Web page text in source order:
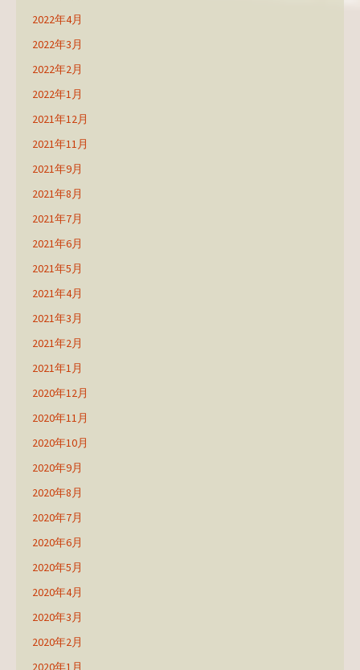
2022年4月
2022年3月
2022年2月
2022年1月
2021年12月
2021年11月
2021年9月
2021年8月
2021年7月
2021年6月
2021年5月
2021年4月
2021年3月
2021年2月
2021年1月
2020年12月
2020年11月
2020年10月
2020年9月
2020年8月
2020年7月
2020年6月
2020年5月
2020年4月
2020年3月
2020年2月
2020年1月